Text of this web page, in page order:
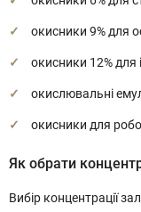
окисники 9% для
окисники 12% для
окислювальні
окисники для
Як обрати
Вибір концентрації